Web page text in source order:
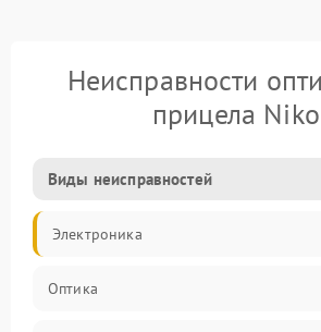
Неисправности
прицела
Виды неисправностей
Электроника
Оптика